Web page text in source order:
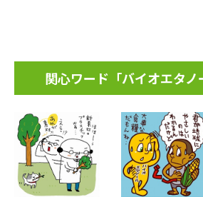
関心ワード「バイオエタ